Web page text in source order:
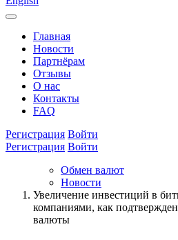
Главная
Новости
Партнёрам
Отзывы
О нас
Контакты
FAQ
Регистрация Войти
Регистрация Войти
Обмен валют
Новости
Увеличение инвестиций в
компаниями, как
валюты